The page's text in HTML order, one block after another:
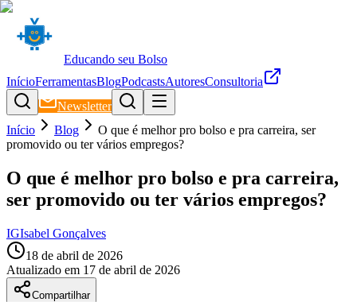
Educando seu Bolso
InícioFerramentasBlogPodcastsAutoresConsultoria
Newsletter
Início
Blog
O que é melhor pro bolso e pra carreira, ser
promovido ou ter vários empregos?
O que é melhor pro bolso e pra carreira,
ser promovido ou ter vários empregos?
IGIsabel Gonçalves
18 de abril de 2026
Atualizado em 17 de abril de 2026
Compartilhar